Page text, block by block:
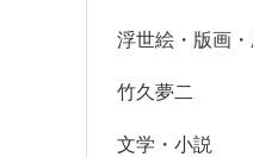
浮世絵・版画
竹久夢二
文学・小説